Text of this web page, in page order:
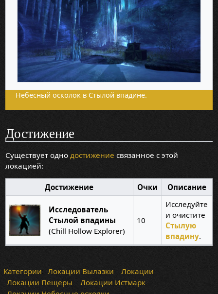
Небесный осколок в Стылой впадине.
Достижение
Существует одно достижение связанное с этой
локацией:
Достижение Очки Описание
Исследователь
Стылой впадины
(Chill Hollow Explorer)
10
Исследуйте
и очистите
Стылую
впадину.
Категории: Локации Вылазки
Локации
Локации Пещеры
Локации Истмарк